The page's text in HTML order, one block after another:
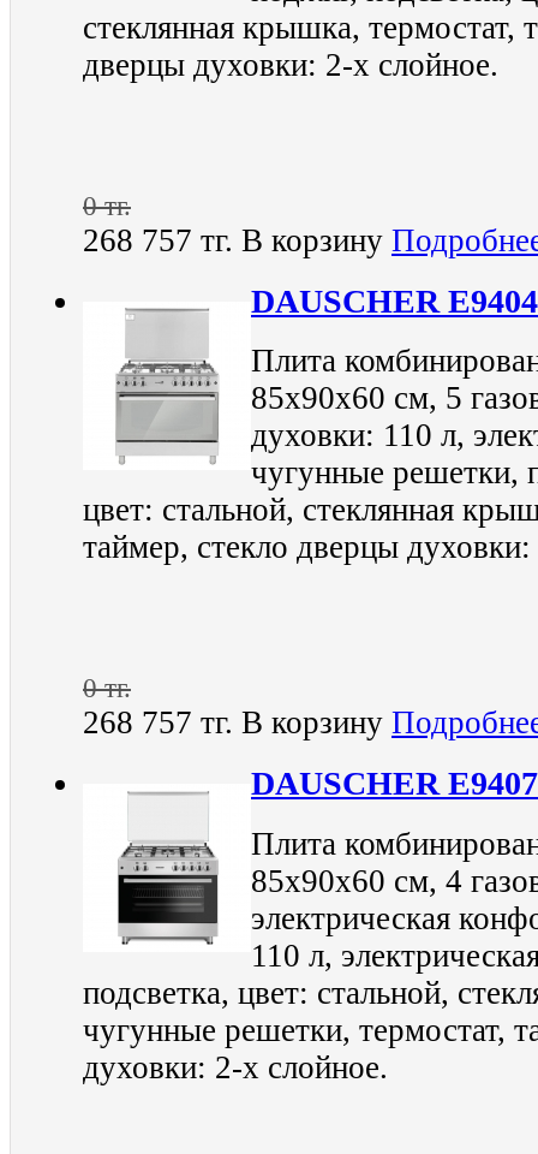
стеклянная крышка, термостат,
дверцы духовки: 2-х слойное.
0 тг.
268 757 тг. В корзину
DAUSCHER
Плита
85х90х60 см, 5
духовки: 110 л,
чугунные решетки,
цвет: стальной, стеклянная
таймер, стекло дверцы
0 тг.
268 757 тг. В корзину
DAUSCHER
Плита
85х90х60 см, 4
электрическая
110 л,
подсветка, цвет: стальной,
чугунные решетки, термостат,
духовки: 2-х слойное.